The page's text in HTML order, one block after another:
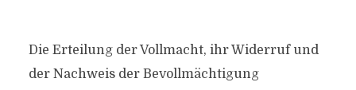
Die Erteilung der Vollmacht, ihr Widerruf und
der Nachweis der Bevollmächtigung